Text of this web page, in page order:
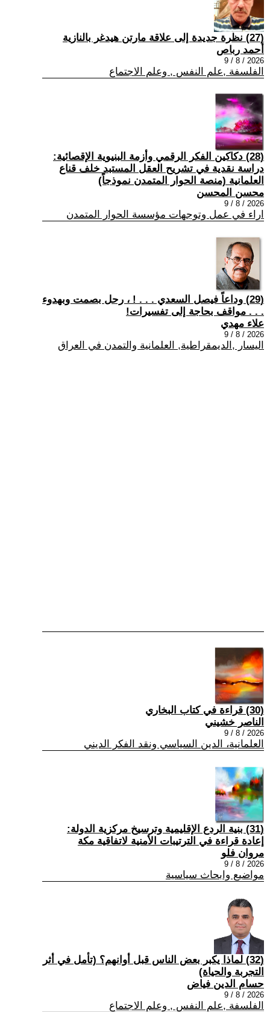
(27) نظرة جديدة إلى علاقة مارتن هيدغر بالنازية
أحمد رباص
2026 / 8 / 9
الفلسفة ,علم النفس , وعلم الاجتماع
(28) دكاكين الفكر الرقمي وأزمة البنيوية الإقصائية:
دراسة نقدية في تشريح العقل المستبد خلف قناع
العلمانية (منصة الحوار المتمدن نموذجاً)
محسن المحسن
2026 / 8 / 9
اراء في عمل وتوجهات مؤسسة الحوار المتمدن
(29) وداعاً فيصل السعدي . . . ! ، رحل بصمت وبهدوء
. . . مواقف بحاجة إلى تفسيرات!
علاء مهدي
2026 / 8 / 9
اليسار ,الديمقراطية, العلمانية والتمدن في العراق
(30) قراءة في كتاب البخاري
الناصر خشيني
2026 / 8 / 9
العلمانية، الدين السياسي ونقد الفكر الديني
(31) بنية الردع الإقليمية وترسيخ مركزية الدولة:
إعادة قراءة في الترتيبات الأمنية لاتفاقية مكة
مروان فلو
2026 / 8 / 9
مواضيع وابحاث سياسية
(32) لماذا يكبر بعض الناس قبل أوانهم؟ (تأمل في أثر
التجربة والحياة)
حسام الدين فياض
2026 / 8 / 9
الفلسفة ,علم النفس , وعلم الاجتماع